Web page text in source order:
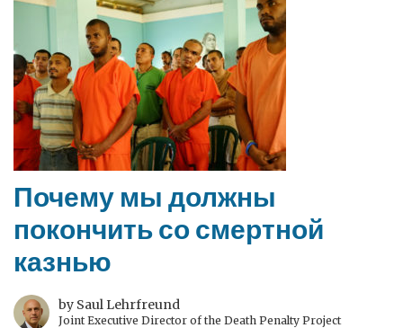
Почему мы должны
покончить со смертной
казнью
by Saul Lehrfreund
Joint Executive Director of the Death Penalty Project